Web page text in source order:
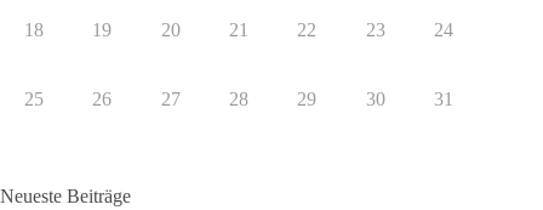
18 19 20 21 22 23 24
25 26 27 28 29 30 31
Neueste Beiträge